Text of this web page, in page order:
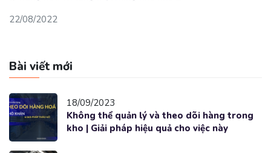
22/08/2022
Bài viết mới
18/09/2023
Không thể quản lý và theo dõi hàng trong
kho | Giải pháp hiệu quả cho việc này